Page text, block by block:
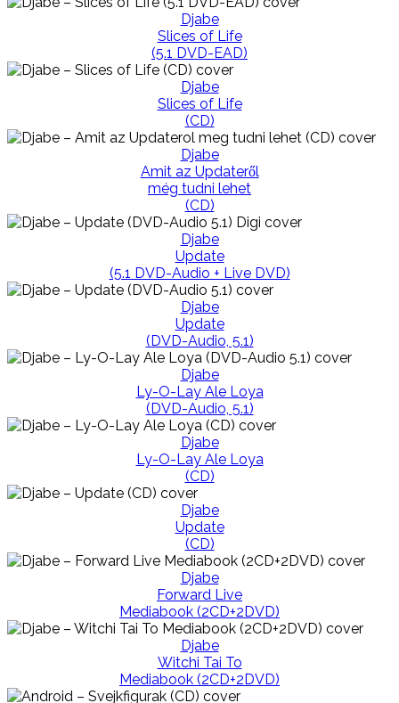
Djabe
Slices of Life
(5.1 DVD-EAD)
Djabe
Slices of Life
(CD)
Djabe
Amit az Updateről
még tudni lehet
(CD)
Djabe
Update
(5.1 DVD-Audio + Live DVD)
Djabe
Update
(DVD-Audio, 5.1)
Djabe
Ly-O-Lay Ale Loya
(DVD-Audio, 5.1)
Djabe
Ly-O-Lay Ale Loya
(CD)
Djabe
Update
(CD)
Djabe
Forward Live
Mediabook (2CD+2DVD)
Djabe
Witchi Tai To
Mediabook (2CD+2DVD)